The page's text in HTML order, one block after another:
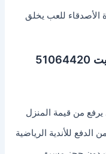
الأصدقاء للعب يخلق
يرفع من قيمة المنزل
الدفع للأندية الرياضية